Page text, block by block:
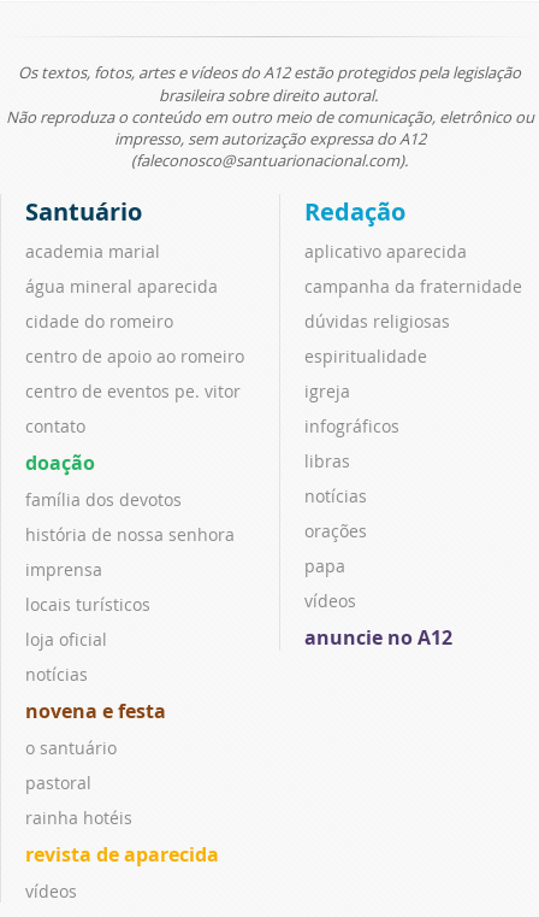
Os textos, fotos, artes e vídeos do A12 estão protegidos pela legislação
brasileira sobre direito autoral.
Não reproduza o conteúdo em outro meio de comunicação, eletrônico ou
impresso, sem autorização expressa do A12
(faleconosco@santuarionacional.com).
Santuário
academia marial
água mineral aparecida
cidade do romeiro
centro de apoio ao romeiro
centro de eventos pe. vitor
contato
doação
família dos devotos
história de nossa senhora
imprensa
locais turísticos
loja oficial
notícias
novena e festa
o santuário
pastoral
rainha hotéis
revista de aparecida
vídeos
Redação
aplicativo aparecida
campanha da fraternidade
dúvidas religiosas
espiritualidade
igreja
infográficos
libras
notícias
orações
papa
vídeos
anuncie no A12